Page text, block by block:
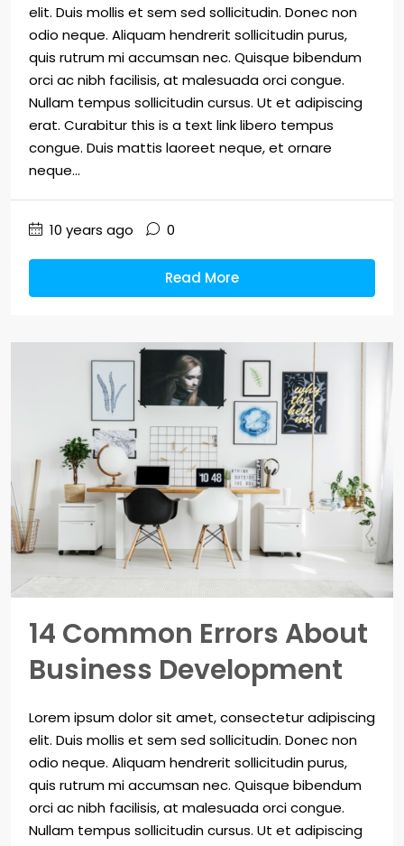
elit. Duis mollis et sem sed sollicitudin. Donec non
odio neque. Aliquam hendrerit sollicitudin purus,
quis rutrum mi accumsan nec. Quisque bibendum
orci ac nibh facilisis, at malesuada orci congue.
Nullam tempus sollicitudin cursus. Ut et adipiscing
erat. Curabitur this is a text link libero tempus
congue. Duis mattis laoreet neque, et ornare
neque...
10 years ago 0
Read More
14 Common Errors About
Business Development
Lorem ipsum dolor sit amet, consectetur adipiscing
elit. Duis mollis et sem sed sollicitudin. Donec non
odio neque. Aliquam hendrerit sollicitudin purus,
quis rutrum mi accumsan nec. Quisque bibendum
orci ac nibh facilisis, at malesuada orci congue.
Nullam tempus sollicitudin cursus. Ut et adipiscing